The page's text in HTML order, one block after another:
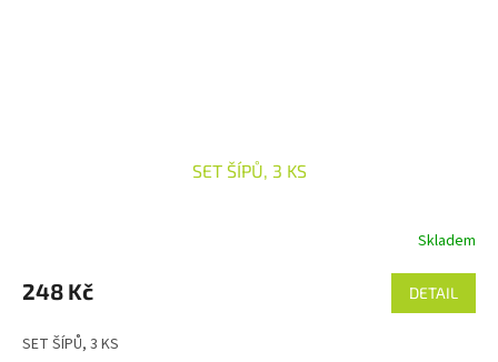
SET ŠÍPŮ, 3 KS
Skladem
248 Kč DETAIL
SET ŠÍPŮ, 3 KS